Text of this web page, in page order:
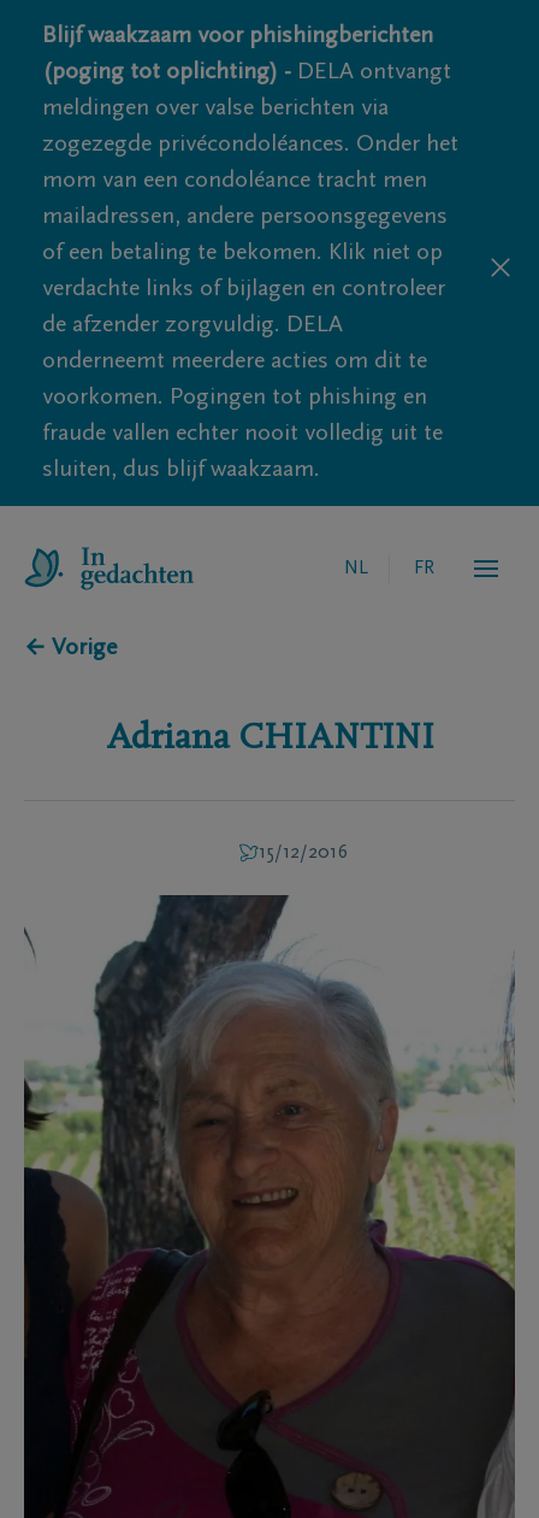
Blijf waakzaam voor phishingberichten
(poging tot oplichting) - DELA ontvangt
meldingen over valse berichten via
zogezegde privécondoléances. Onder het
mom van een condoléance tracht men
mailadressen, andere persoonsgegevens
of een betaling te bekomen. Klik niet op
verdachte links of bijlagen en controleer
de afzender zorgvuldig. DELA
onderneemt meerdere acties om dit te
voorkomen. Pogingen tot phishing en
fraude vallen echter nooit volledig uit te
sluiten, dus blijf waakzaam.
NL FR
← Vorige
Adriana CHIANTINI
15/12/2016